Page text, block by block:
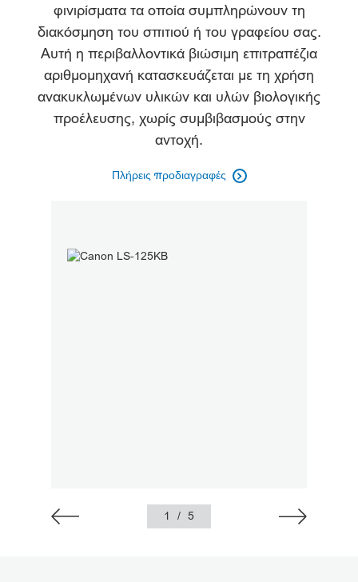
φινιρίσματα τα οποία συμπληρώνουν τη
διακόσμηση του σπιτιού ή του γραφείου σας.
Αυτή η περιβαλλοντικά βιώσιμη επιτραπέζια
αριθμομηχανή κατασκευάζεται με τη χρήση
ανακυκλωμένων υλικών και υλών βιολογικής
προέλευσης, χωρίς συμβιβασμούς στην
αντοχή.
Πλήρεις προδιαγραφές 
1 / 5